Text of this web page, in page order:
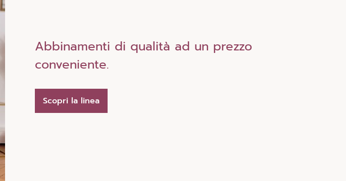
Abbinamenti di qualità ad un prezzo
conveniente.
Scopri la linea